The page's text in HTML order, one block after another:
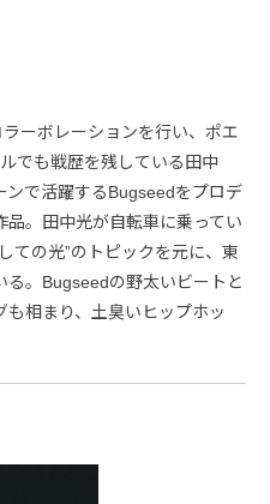
ーボレーションを行い、ポエ
でも戦歴を残している田中
ンで活躍するBugseedをプロデ
。田中光が自転車に乗ってい
ての光”のトピックを元に、東
。Bugseedの野太いビートと
相まり、土臭いヒップホッ